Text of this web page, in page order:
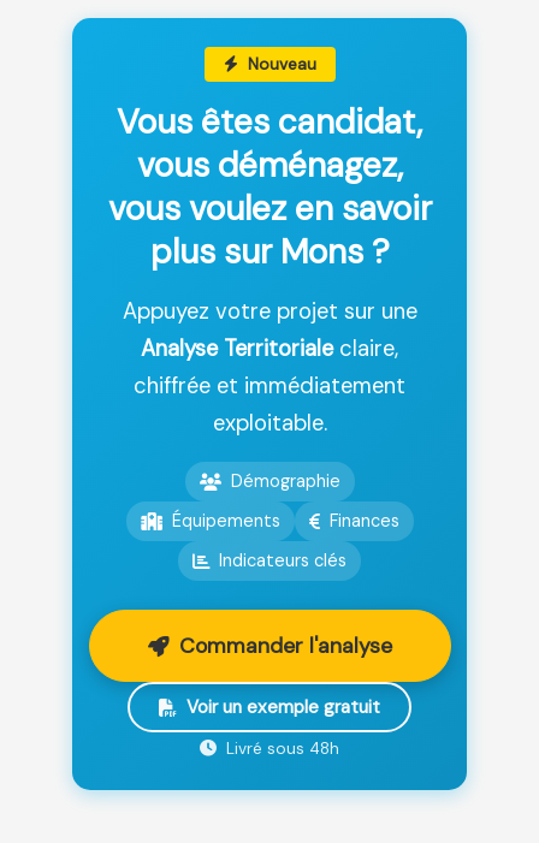
Nouveau
Vous êtes candidat,
vous déménagez,
vous voulez en savoir
plus sur Mons ?
Appuyez votre projet sur une
Analyse Territorialeclaire,
chiffrée et immédiatement
exploitable.
Démographie
Équipements
Finances
Indicateurs clés
Commander l'analyse
Voir un exemple gratuit
Livré sous 48h